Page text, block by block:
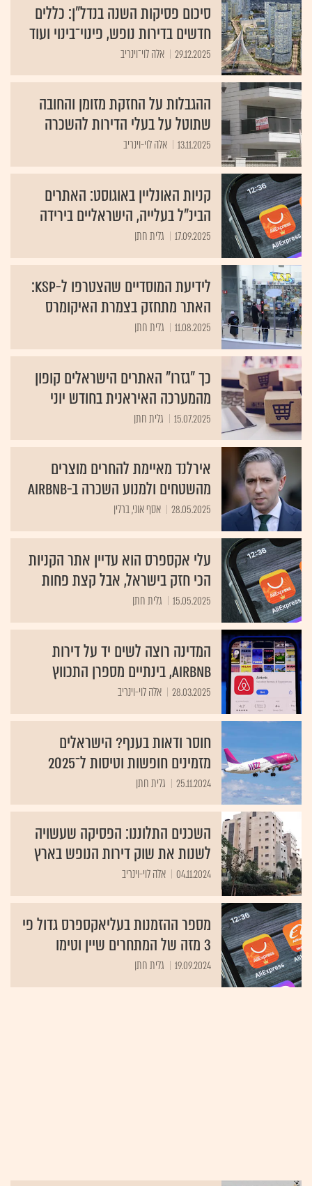
סיכום פסיקות השנה בנדל"ן: כללים
חדשים בדירות נופש, פינוי־בינוי ועוד
29.12.2025 אלה לוי־וינריב
ההגבלות על החזקת מזומן והחובה
שתוטל על בעלי הדירות להשכרה
13.11.2025 אלה לוי-וינריב
קניות האונליין באוגוסט: האתרים
הבינ"ל בעלייה, הישראליים בירידה
17.09.2025 גלית חתן
לידיעת המוסדיים שהצטרפו ל-KSP:
האתר מתחזק בצמרת האיקומרס
11.08.2025 גלית חתן
כך "גזרו" האתרים הישראלים קופון
מהמערכה האיראנית בחודש יוני
15.07.2025 גלית חתן
אירלנד מאיימת להחרים מוצרים
מהשטחים ולמנוע השכרה ב-Airbnb
28.05.2025 אסף אוני, ברלין
עלי אקספרס הוא עדיין אתר הקניות
הכי חזק בישראל, אבל קצת פחות
15.05.2025 גלית חתן
המדינה רוצה לשים יד על דירות
Airbnb, בינתיים מספרן התכווץ
28.03.2025 אלה לוי-וינריב
חוסר ודאות בענף? הישראלים
מזמינים חופשות וטיסות ל־2025
25.11.2024 גלית חתן
השכנים התלוננו: הפסיקה שעשויה
לשנות את שוק דירות הנופש בארץ
04.11.2024 אלה לוי-וינריב
מספר ההזמנות בעליאקספרס גדול פי
3 מזה של המתחרים שיין וטימו
19.09.2024 גלית חתן